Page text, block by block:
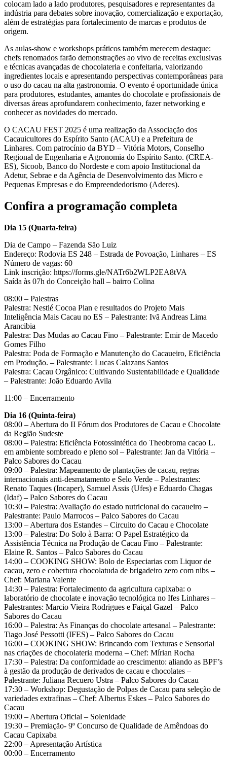
colocam lado a lado produtores, pesquisadores e representantes da
indústria para debates sobre inovação, comercialização e exportação,
além de estratégias para fortalecimento de marcas e produtos de
origem.
As aulas-show e workshops práticos também merecem destaque:
chefs renomados farão demonstrações ao vivo de receitas exclusivas
e técnicas avançadas de chocolateria e confeitaria, valorizando
ingredientes locais e apresentando perspectivas contemporâneas para
o uso do cacau na alta gastronomia. O evento é oportunidade única
para produtores, estudantes, amantes do chocolate e profissionais de
diversas áreas aprofundarem conhecimento, fazer networking e
conhecer as novidades do mercado.
O CACAU FEST 2025 é uma realização da Associação dos
Cacauicultores do Espírito Santo (ACAU) e a Prefeitura de
Linhares. Com patrocínio da BYD – Vitória Motors, Conselho
Regional de Engenharia e Agronomia do Espírito Santo. (CREA-
ES), Sicoob, Banco do Nordeste e com apoio Institucional da
Adetur, Sebrae e da Agência de Desenvolvimento das Micro e
Pequenas Empresas e do Empreendedorismo (Aderes).
Confira a programação completa
Dia 15 (Quarta-feira)
Dia de Campo – Fazenda São Luiz
Endereço: Rodovia ES 248 – Estrada de Povoação, Linhares – ES
Número de vagas: 60
Link inscrição: https://forms.gle/NATr6b2WLP2EA8tVA
Saída às 07h do Conceição hall – bairro Colina
08:00 – Palestras
Palestra: Nestlé Cocoa Plan e resultados do Projeto Mais
Inteligência Mais Cacau no ES – Palestrante: Ivã Andreas Lima
Arancibia
Palestra: Das Mudas ao Cacau Fino – Palestrante: Emir de Macedo
Gomes Filho
Palestra: Poda de Formação e Manutenção do Cacaueiro, Eficiência
em Produção. – Palestrante: Lucas Calazans Santos
Palestra: Cacau Orgânico: Cultivando Sustentabilidade e Qualidade
– Palestrante: João Eduardo Avila
11:00 – Encerramento
Dia 16 (Quinta-feira)
08:00 – Abertura do II Fórum dos Produtores de Cacau e Chocolate
da Região Sudeste
08:00 – Palestra: Eficiência Fotossintética do Theobroma cacao L.
em ambiente sombreado e pleno sol – Palestrante: Jan da Vitória –
Palco Sabores do Cacau
09:00 – Palestra: Mapeamento de plantações de cacau, regras
internacionais anti-desmatamento e Selo Verde – Palestrantes:
Renato Taques (Incaper), Samuel Assis (Ufes) e Eduardo Chagas
(Idaf) – Palco Sabores do Cacau
10:30 – Palestra: Avaliação do estado nutricional do cacaueiro –
Palestrante: Paulo Marrocos – Palco Sabores do Cacau
13:00 – Abertura dos Estandes – Circuito do Cacau e Chocolate
13:00 – Palestra: Do Solo à Barra: O Papel Estratégico da
Assistência Técnica na Produção de Cacau Fino – Palestrante:
Elaine R. Santos – Palco Sabores do Cacau
14:00 – COOKING SHOW: Bolo de Especiarias com Liquor de
cacau, zero e cobertura chocolatuda de brigadeiro zero com nibs –
Chef: Mariana Valente
14:30 – Palestra: Fortalecimento da agricultura capixaba: o
laboratório de chocolate e inovação tecnológica no Ifes Linhares –
Palestrantes: Marcio Vieira Rodrigues e Faiçal Gazel – Palco
Sabores do Cacau
16:00 – Palestra: As Finanças do chocolate artesanal – Palestrante:
Tiago José Pessotti (IFES) – Palco Sabores do Cacau
16:00 – COOKING SHOW: Brincando com Texturas e Sensorial
nas criações de chocolateria moderna – Chef: Mírian Rocha
17:30 – Palestra: Da conformidade ao crescimento: aliando as BPF’s
à gestão da produção de derivados de cacau e chocolates –
Palestrante: Juliana Recuero Ustra – Palco Sabores do Cacau
17:30 – Workshop: Degustação de Polpas de Cacau para seleção de
variedades extrafinas – Chef: Albertus Eskes – Palco Sabores do
Cacau
19:00 – Abertura Oficial – Solenidade
19:30 – Premiação- 9º Concurso de Qualidade de Amêndoas do
Cacau Capixaba
22:00 – Apresentação Artística
00:00 – Encerramento